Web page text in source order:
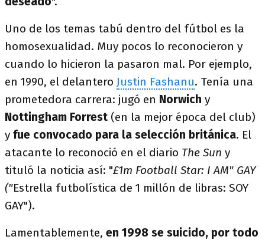
Uno de los temas tabú dentro del fútbol es la
homosexualidad. Muy pocos lo reconocieron y
cuando lo hicieron la pasaron mal. Por ejemplo,
en 1990, el delantero Justin Fashanu. Tenía una
prometedora carrera: jugó en Norwich y
Nottingham Forrest (en la mejor época del club)
y fue convocado para la selección británica. El
atacante lo reconoció en el diario The Sun y
tituló la noticia así: "£1m Football Star: I AM" GAY
("Estrella futbolística de 1 millón de libras: SOY
GAY").
Lamentablemente, en 1998 se suicido, por todo